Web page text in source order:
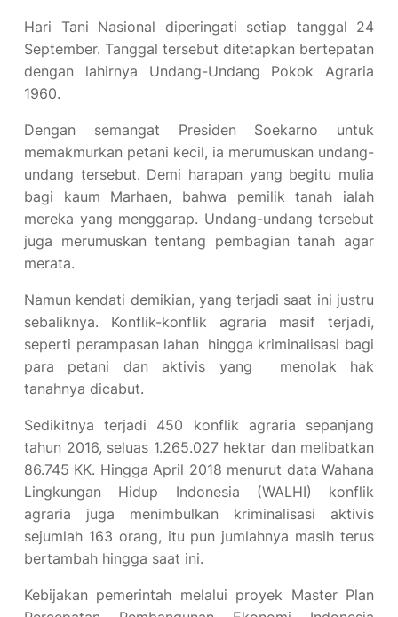
Hari Tani Nasional diperingati setiap tanggal 24
September. Tanggal tersebut ditetapkan bertepatan
dengan lahirnya Undang-Undang Pokok Agraria
1960.
Dengan semangat Presiden Soekarno untuk
memakmurkan petani kecil, ia merumuskan undang-
undang tersebut. Demi harapan yang begitu mulia
bagi kaum Marhaen, bahwa pemilik tanah ialah
mereka yang menggarap. Undang-undang tersebut
juga merumuskan tentang pembagian tanah agar
merata.
Namun kendati demikian, yang terjadi saat ini justru
sebaliknya. Konflik-konflik agraria masif terjadi,
seperti perampasan lahan hingga kriminalisasi bagi
para petani dan aktivis yang menolak hak
tanahnya dicabut.
Sedikitnya terjadi 450 konflik agraria sepanjang
tahun 2016, seluas 1.265.027 hektar dan melibatkan
86.745 KK. Hingga April 2018 menurut data Wahana
Lingkungan Hidup Indonesia (WALHI) konflik
agraria juga menimbulkan kriminalisasi aktivis
sejumlah 163 orang, itu pun jumlahnya masih terus
bertambah hingga saat ini.
Kebijakan pemerintah melalui proyek Master Plan